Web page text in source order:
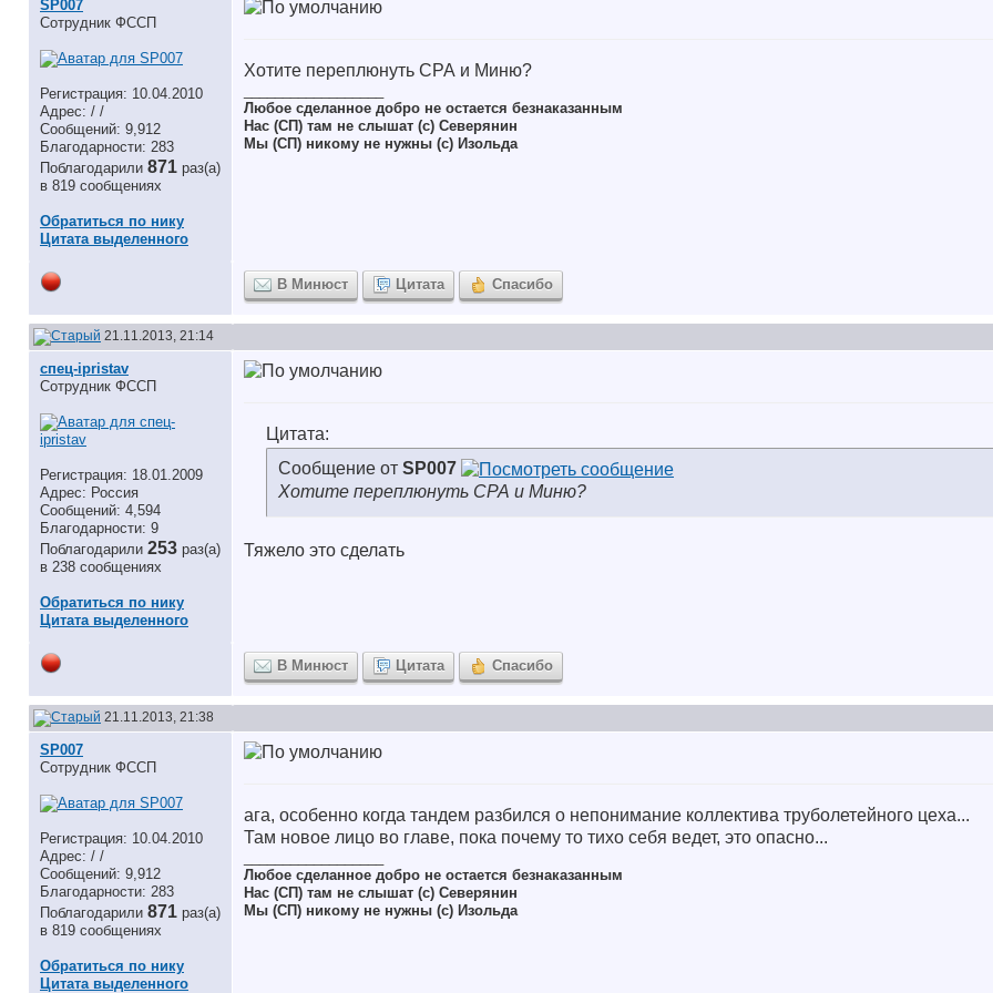
SP007
Сотрудник ФССП
Регистрация: 10.04.2010
Адрес: / /
Сообщений: 9,912
Благодарности: 283
Поблагодарили 871 раз(а)
в 819 сообщениях
Обратиться по нику
Цитата выделенного
Хотите переплюнуть СРА и Миню?
Любое сделанное добро не остается безнаказанным
Нас (СП) там не слышат (с) Северянин
Мы (СП) никому не нужны (с) Изольда
В Минюст Цитата Спасибо
21.11.2013, 21:14
спец-ipristav
Сотрудник ФССП
Регистрация: 18.01.2009
Адрес: Россия
Сообщений: 4,594
Благодарности: 9
Поблагодарили 253 раз(а)
в 238 сообщениях
Обратиться по нику
Цитата выделенного
Цитата:
Сообщение от SP007
Хотите переплюнуть СРА и Миню?
Тяжело это сделать
В Минюст Цитата Спасибо
21.11.2013, 21:38
SP007
Сотрудник ФССП
Регистрация: 10.04.2010
Адрес: / /
Сообщений: 9,912
Благодарности: 283
Поблагодарили 871 раз(а)
в 819 сообщениях
Обратиться по нику
Цитата выделенного
ага, особенно когда тандем разбился о непонимание коллектива труболетейного цеха...
Там новое лицо во главе, пока почему то тихо себя ведет, это опасно...
Любое сделанное добро не остается безнаказанным
Нас (СП) там не слышат (с) Северянин
Мы (СП) никому не нужны (с) Изольда